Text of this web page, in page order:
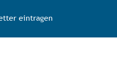
eintragen